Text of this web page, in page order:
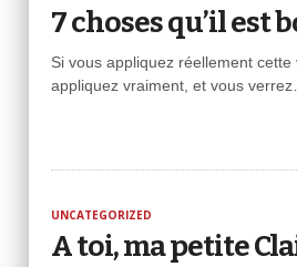
7 choses qu’il est
Si vous appliquez réellement
appliquez vraiment, et vous
UNCATEGORIZED
A toi, ma petite